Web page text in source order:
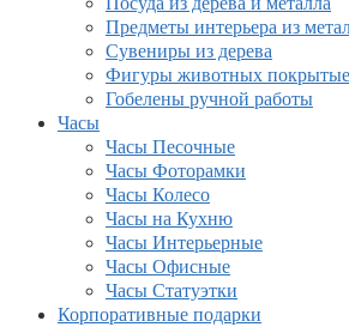
Предметы интерьера из
Сувениры из дерева
Фигуры животных покрытые
Гобелены ручной работы
Часы
Часы Песочные
Часы Фоторамки
Часы Колесо
Часы на Кухню
Часы Интерьерные
Часы Офисные
Часы Статуэтки
Корпоративные подарки